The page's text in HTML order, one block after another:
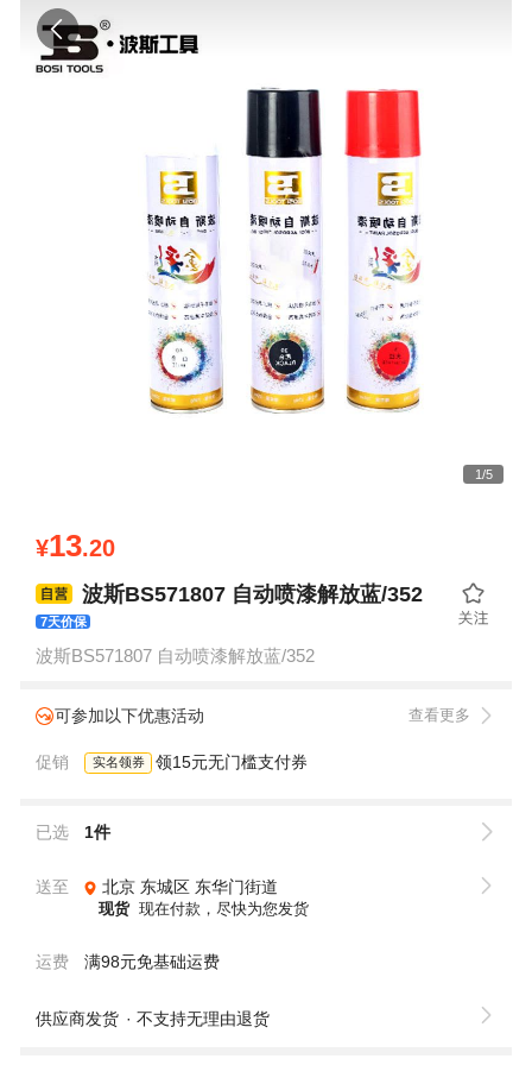
1/5
¥13.20
波斯BS571807 自动喷漆解放蓝/352
7天价保
波斯BS571807 自动喷漆解放蓝/352
可参加以下优惠活动 查看更多
促销 实名领券 领15元无门槛支付券
已选 1件
送至 北京 东城区 东华门街道
现货 现在付款，尽快为您发货
运费 满98元免基础运费
供应商发货 不支持无理由退货